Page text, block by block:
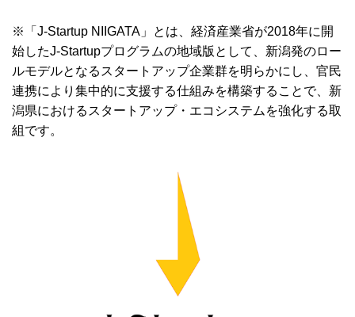
※「J-Startup NIIGATA」とは、経済産業省が2018年に開
始したJ-Startupプログラムの地域版として、新潟発のロー
ルモデルとなるスタートアップ企業群を明らかにし、官民
連携により集中的に支援する仕組みを構築することで、新
潟県におけるスタートアップ・エコシステムを強化する取
組です。